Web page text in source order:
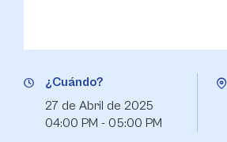
¿Cuándo?
27 de Abril de 2025
04:00 PM - 05:00 PM